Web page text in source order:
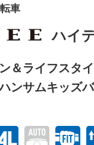
車
ハイ
＆ライフスタ
ンサムキッズバ